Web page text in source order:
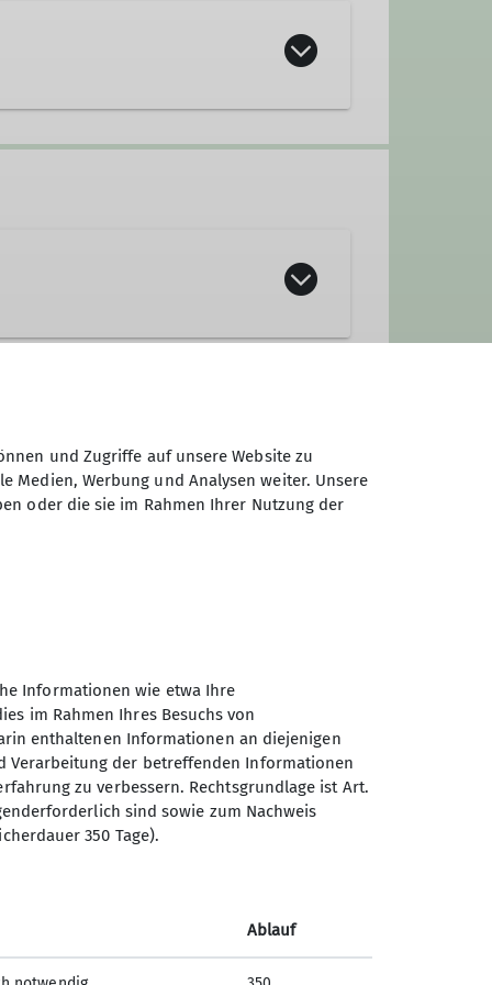
Sektion Oberer Neckar des
Deutschen Alpenvereins e.V.
Telefon +4974129026611
und Zugriffe auf unsere Website zu
Medien, Werbung und Analysen weiter. Unsere
oder die sie im Rahmen Ihrer Nutzung der
Informationen wie etwa Ihre
im Rahmen Ihres Besuchs von
enthaltenen Informationen an diejenigen
Verarbeitung der betreffenden Informationen
zu verbessern. Rechtsgrundlage ist Art.
sind sowie zum Nachweis
350 Tage).
Ablauf